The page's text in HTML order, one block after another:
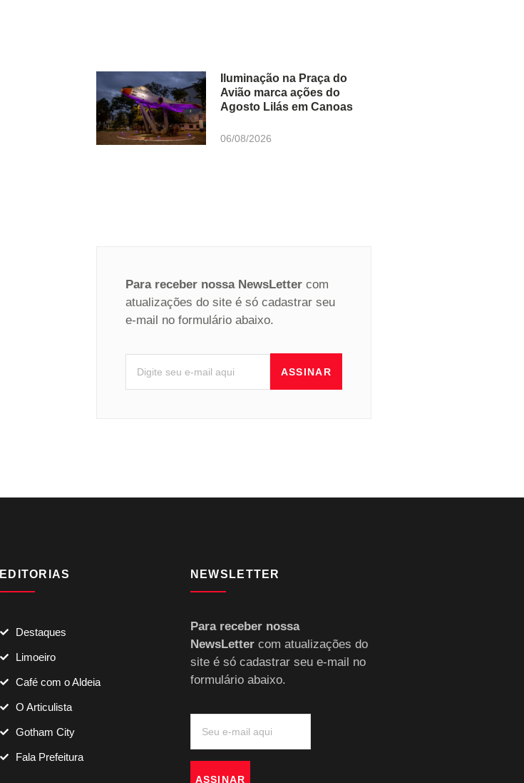
Iluminação na Praça do
Avião marca ações do
Agosto Lilás em Canoas
06/08/2026
Para receber nossa NewsLetter com
atualizações do site é só cadastrar seu
e-mail no formulário abaixo.
ASSINAR
EDITORIAS
Destaques
Limoeiro
Café com o Aldeia
O Articulista
Gotham City
Fala Prefeitura
NEWSLETTER
Para receber nossa
NewsLettercom atualizações do
site é só cadastrar seu e-mail no
formulário abaixo.
ASSINAR